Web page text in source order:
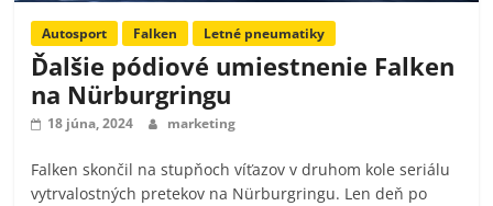
Autosport Falken Letné pneumatiky
Ďalšie pódiové umiestnenie Falken
na Nürburgringu
18 júna, 2024 marketing
Falken skončil na stupňoch víťazov v druhom kole seriálu
vytrvalostných pretekov na Nürburgringu. Len deň po